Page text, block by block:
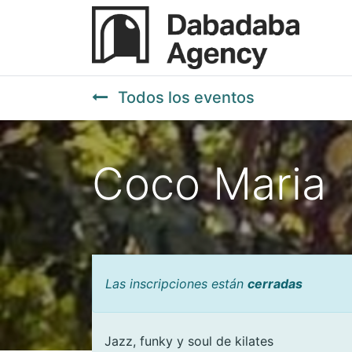
Todos los eventos
Coco Maria
Las inscripciones están cerradas
Jazz, funky y soul de kilates